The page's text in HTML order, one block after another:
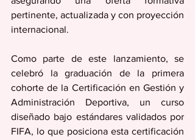
pertinente, actualizada y con proyección
internacional.
Como parte de este lanzamiento, se
celebró la graduación de la primera
cohorte de la Certificación en Gestión y
Administración Deportiva, un curso
diseñado bajo estándares validados por
FIFA, lo que posiciona esta certificación